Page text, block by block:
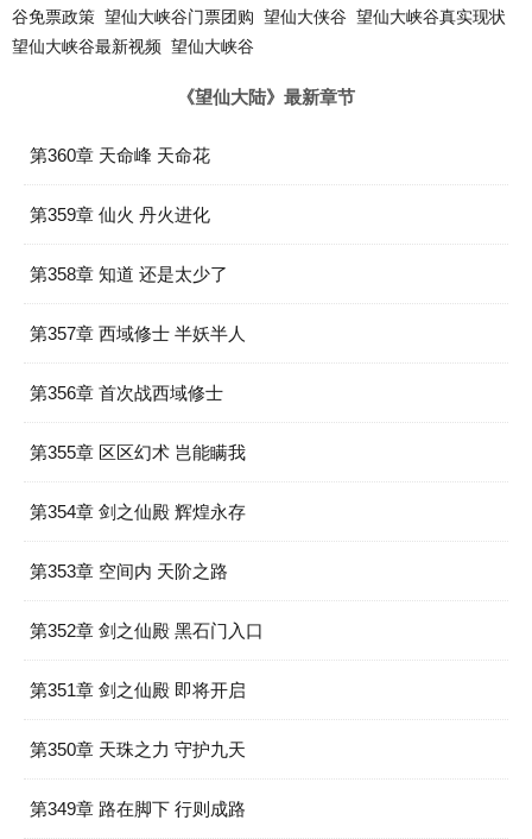
谷免票政策 望仙大峡谷门票团购 望仙大侠谷 望仙大峡谷真实现状
望仙大峡谷最新视频 望仙大峡谷
《望仙大陆》最新章节
第360章 天命峰 天命花
第359章 仙火 丹火进化
第358章 知道 还是太少了
第357章 西域修士 半妖半人
第356章 首次战西域修士
第355章 区区幻术 岂能瞒我
第354章 剑之仙殿 辉煌永存
第353章 空间内 天阶之路
第352章 剑之仙殿 黑石门入口
第351章 剑之仙殿 即将开启
第350章 天珠之力 守护九天
第349章 路在脚下 行则成路